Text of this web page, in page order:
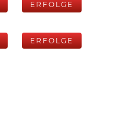
ERFOLGE
ERFOLGE